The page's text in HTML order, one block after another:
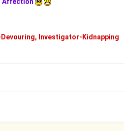
Investigator-Kidnapping